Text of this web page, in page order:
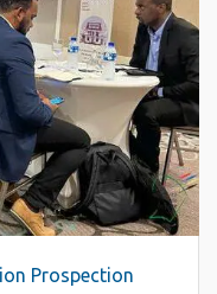
Prospection